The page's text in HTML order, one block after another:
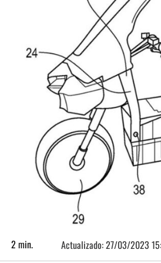
2 min. Actualizado:27/03/2023